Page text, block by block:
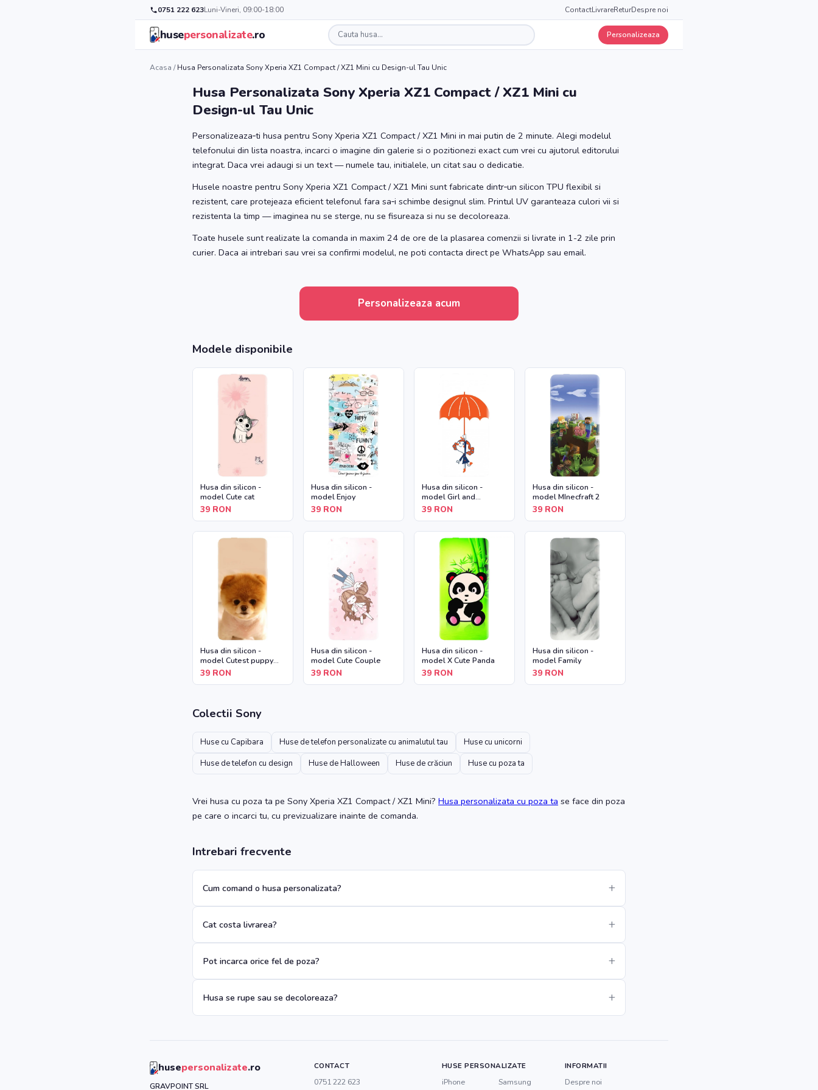
0751 222 623Luni-Vineri, 09:00-18:00 ContactLivrareReturDespre noi
husepersonalizate.ro Personalizeaza
Acasa /Husa Personalizata Sony Xperia XZ1 Compact / XZ1 Mini cu Design-ul Tau Unic
Husa Personalizata Sony Xperia XZ1 Compact / XZ1 Mini cu
Design-ul Tau Unic
Personalizeaza‑ti husa pentru Sony Xperia XZ1 Compact / XZ1 Mini in mai putin de 2 minute. Alegi modelul
telefonului din lista noastra, incarci o imagine din galerie si o pozitionezi exact cum vrei cu ajutorul editorului
integrat. Daca vrei adaugi si un text — numele tau, initialele, un citat sau o dedicatie.
Husele noastre pentru Sony Xperia XZ1 Compact / XZ1 Mini sunt fabricate dintr‑un silicon TPU flexibil si
rezistent, care protejeaza eficient telefonul fara sa‑i schimbe designul slim. Printul UV garanteaza culori vii si
rezistenta la timp — imaginea nu se sterge, nu se fisureaza si nu se decoloreaza.
Toate husele sunt realizate la comanda in maxim 24 de ore de la plasarea comenzii si livrate in 1-2 zile prin
curier. Daca ai intrebari sau vrei sa confirmi modelul, ne poti contacta direct pe WhatsApp sau email.
Personalizeaza acum
Modele disponibile
Husa din silicon -
model Cute cat
39 RON
Husa din silicon -
model Enjoy
39 RON
Husa din silicon -
model Girl and
Umbrella
39 RON
Husa din silicon -
model MInecfraft 2
39 RON
Husa din silicon -
model Cutest puppy
dog
39 RON
Husa din silicon -
model Cute Couple
39 RON
Husa din silicon -
model X Cute Panda
39 RON
Husa din silicon -
model Family
39 RON
Colectii Sony
Huse cu Capibara Huse de telefon personalizate cu animalutul tau
Huse cu unicorni
Huse de telefon cu design
Huse de Halloween Huse de crăciun Huse cu poza ta
Vrei husa cu poza ta pe Sony Xperia XZ1 Compact / XZ1 Mini? Husa personalizata cu poza ta se face din poza
pe care o incarci tu, cu previzualizare inainte de comanda.
Intrebari frecvente
Cum comand o husa personalizata?
Cat costa livrarea?
Pot incarca orice fel de poza?
Husa se rupe sau se decoloreaza?
husepersonalizate.ro
GRAVPOINT SRL
CONTACT
0751 222 623
HUSE PERSONALIZATE
iPhone Samsung
INFORMATII
Despre noi